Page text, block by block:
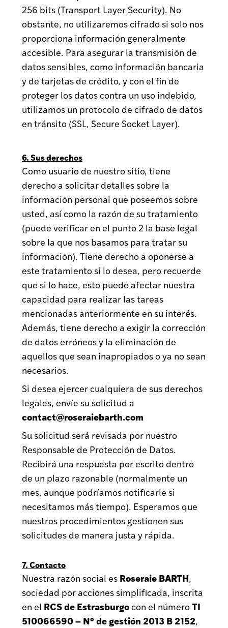
256 bits (Transport Layer Security). No
obstante, no utilizaremos cifrado si solo nos
proporciona información generalmente
accesible. Para asegurar la transmisión de
datos sensibles, como información bancaria
y de tarjetas de crédito, y con el fin de
proteger los datos contra un uso indebido,
utilizamos un protocolo de cifrado de datos
en tránsito (SSL, Secure Socket Layer).
6. Sus derechos
Como usuario de nuestro sitio, tiene
derecho a solicitar detalles sobre la
información personal que poseemos sobre
usted, así como la razón de su tratamiento
(puede verificar en el punto 2 la base legal
sobre la que nos basamos para tratar su
información). Tiene derecho a oponerse a
este tratamiento si lo desea, pero recuerde
que si lo hace, esto puede afectar nuestra
capacidad para realizar las tareas
mencionadas anteriormente en su interés.
Además, tiene derecho a exigir la corrección
de datos erróneos y la eliminación de
aquellos que sean inapropiados o ya no sean
necesarios.
Si desea ejercer cualquiera de sus derechos
legales, envíe su solicitud a
contact@roseraiebarth.com
Su solicitud será revisada por nuestro
Responsable de Protección de Datos.
Recibirá una respuesta por escrito dentro
de un plazo razonable (normalmente un
mes, aunque podríamos notificarle si
necesitamos más tiempo). Esperamos que
nuestros procedimientos gestionen sus
solicitudes de manera justa y rápida.
7. Contacto
Nuestra razón social es Roseraie BARTH,
sociedad por acciones simplificada, inscrita
en el RCS de Estrasburgocon el númeroTI
510066590 – Nº de gestión 2013 B 2152,